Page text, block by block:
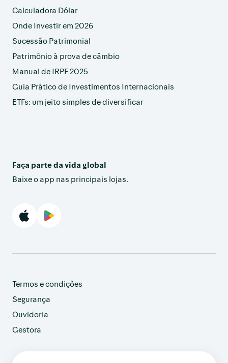
Calculadora Dólar
Onde Investir em 2026
Sucessão Patrimonial
Patrimônio à prova de câmbio
Manual de IRPF 2025
Guia Prático de Investimentos Internacionais
ETFs: um jeito simples de diversificar
Faça parte da vida global
Baixe o app nas principais lojas.
Termos e condições
Segurança
Ouvidoria
Gestora
customer@avenue.us